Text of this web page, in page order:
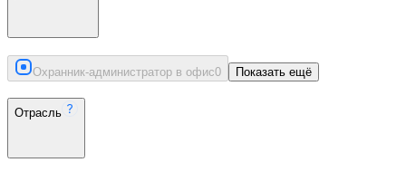
Охранник-администратор в офис0 Показать ещё
Отрасль